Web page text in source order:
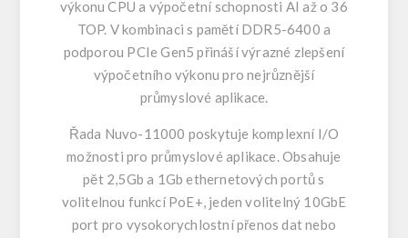
výkonu CPU a výpočetní schopnosti AI až o 36
TOP. V kombinaci s pamětí DDR5-6400 a
podporou PCIe Gen5 přináší výrazné zlepšení
výpočetního výkonu pro nejrůznější
průmyslové aplikace.
Řada Nuvo-11000 poskytuje komplexní I/O
možnosti pro průmyslové aplikace. Obsahuje
pět 2,5Gb a 1Gb ethernetových portů s
volitelnou funkcí PoE+, jeden volitelný 10GbE
port pro vysokorychlostní přenos dat nebo